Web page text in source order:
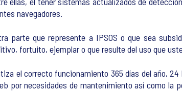
navegadores.
parte que represente a IPSOS o que sea
fortuito, ejemplar o que resulte del uso que
el correcto funcionamiento 365 días del año, 24
por necesidades de mantenimiento así como la